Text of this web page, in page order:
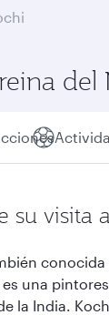
su visita
conocida
una
la India.